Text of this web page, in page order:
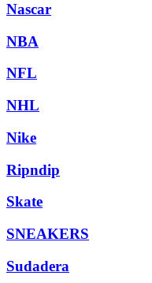
Nascar
NBA
NFL
NHL
Nike
Ripndip
Skate
SNEAKERS
Sudadera